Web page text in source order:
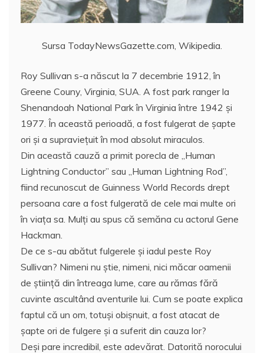
Sursa TodayNewsGazette.com, Wikipedia.
Roy Sullivan s-a născut la 7 decembrie 1912, în
Greene Couny, Virginia, SUA. A fost park ranger la
Shenandoah National Park în Virginia între 1942 şi
1977. În această perioadă, a fost fulgerat de şapte
ori şi a supravieţuit în mod absolut miraculos.
Din această cauză a primit porecla de „Human
Lightning Conductor” sau „Human Lightning Rod”,
fiind recunoscut de Guinness World Records drept
persoana care a fost fulgerată de cele mai multe ori
în viaţa sa. Mulţi au spus că semăna cu actorul Gene
Hackman.
De ce s-au abătut fulgerele și iadul peste Roy
Sullivan? Nimeni nu știe, nimeni, nici măcar oamenii
de știință din întreaga lume, care au rămas fără
cuvinte ascultând aventurile lui. Cum se poate explica
faptul că un om, totuşi obișnuit, a fost atacat de
șapte ori de fulgere şi a suferit din cauza lor?
Deşi pare incredibil, este adevărat. Datorită norocului